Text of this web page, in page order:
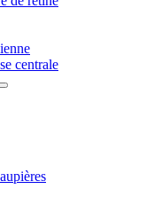
centrale